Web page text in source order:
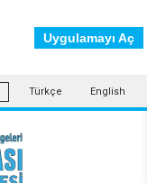
Türkçe English
Uygulamayı Aç